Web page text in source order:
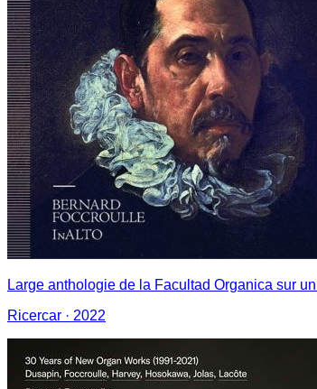
Large anthologie de la Facultad Organica sur
Ricercar · 2022